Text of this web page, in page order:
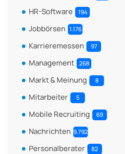
HR-Software 194
Jobbörsen 1.176
Karrieremessen 97
Management 268
Markt & Meinung 8
Mitarbeiter 5
Mobile Recruiting 69
Nachrichten 9.792
Personalberater 82